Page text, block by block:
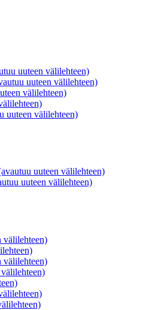
uuteen välilehteen)
uuteen välilehteen)
välilehteen)
uuteen välilehteen)
uuteen välilehteen)
uuteen välilehteen)
välilehteen)
välilehteen)